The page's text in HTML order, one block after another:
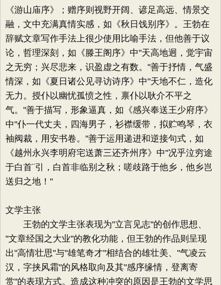
《游山庙序》；赠序则视野开阔、谚足高远、情景交
融，文中充满真情实感，如《秋日饯别序》。王勃在
辞赋文章写作手法上很少使用比喻手法，但他善于议
论，哲理深刻，如《滕王阁序》中"天高地迥，觉宇宙
之无穷；兴尽悲来，识盈虚之有数。"善于抒情，气盛
情深，如《夏日诸公见寻访诗序》中"天地不仁，造化
无力。授仆以幽忧孤愤之性，禀仆以耿介不平之
气。"善于描写，形象逼真，如《感兴奉送王少府序》
中"仆一代丈夫，四海男子，衫襟缓带，拟贮鸣琴，衣
袖阀裁，用安书卷。"善于运用递进和逆接句式，如
《越州永兴李明府宅送萧三还齐州序》中"况乎泣穷途
于白首¨引，白首非临别之秋；嗟歧路于他乡，他乡岂
送归之地！"
文学主张
王勃的文学主张表现为"立言见志"的创作思想、
"文章经国之大业"的教化功能，但王勃的作品则呈现
出"高情壮思"与"雄笔奇才"相结合的雄壮美、"气凌云
汉，字挟风霜"的风格取向及其"感序缘情，登离寄
赏"的表现方式。造成这种冲突的原因是王勃的文学思